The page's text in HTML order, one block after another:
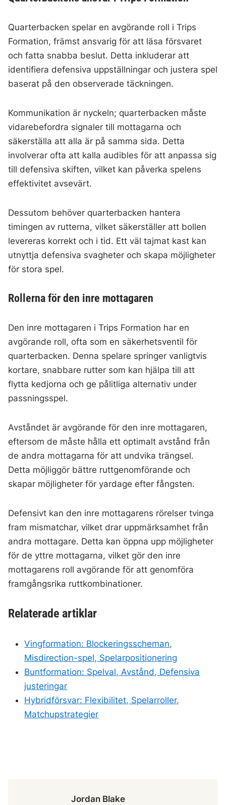
Quarterbacken spelar en avgörande roll i Trips
Formation, främst ansvarig för att läsa försvaret
och fatta snabba beslut. Detta inkluderar att
identifiera defensiva uppställningar och justera spel
baserat på den observerade täckningen.
Kommunikation är nyckeln; quarterbacken måste
vidarebefordra signaler till mottagarna och
säkerställa att alla är på samma sida. Detta
involverar ofta att kalla audibles för att anpassa sig
till defensiva skiften, vilket kan påverka spelens
effektivitet avsevärt.
Dessutom behöver quarterbacken hantera
timingen av rutterna, vilket säkerställer att bollen
levereras korrekt och i tid. Ett väl tajmat kast kan
utnyttja defensiva svagheter och skapa möjligheter
för stora spel.
Rollerna för den inre mottagaren
Den inre mottagaren i Trips Formation har en
avgörande roll, ofta som en säkerhetsventil för
quarterbacken. Denna spelare springer vanligtvis
kortare, snabbare rutter som kan hjälpa till att
flytta kedjorna och ge pålitliga alternativ under
passningsspel.
Avståndet är avgörande för den inre mottagaren,
eftersom de måste hålla ett optimalt avstånd från
de andra mottagarna för att undvika trängsel.
Detta möjliggör bättre ruttgenomförande och
skapar möjligheter för yardage efter fångsten.
Defensivt kan den inre mottagarens rörelser tvinga
fram mismatchar, vilket drar uppmärksamhet från
andra mottagare. Detta kan öppna upp möjligheter
för de yttre mottagarna, vilket gör den inre
mottagarens roll avgörande för att genomföra
framgångsrika ruttkombinationer.
Relaterade artiklar
Vingformation: Blockeringsscheman,
Misdirection-spel, Spelarpositionering
Buntformation: Spelval, Avstånd, Defensiva
justeringar
Hybridförsvar: Flexibilitet, Spelarroller,
Matchupstrategier
Jordan Blake